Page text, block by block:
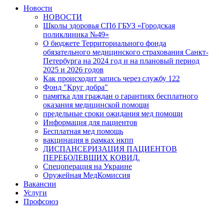
Новости
НОВОСТИ
Школы здоровья СПб ГБУЗ «Городская
поликлиника №49»
О бюджете Территориального фонда
обязательного медицинского страхования Санкт-
Петербурга на 2024 год и на плановый период
2025 и 2026 годов
Как происходит запись через службу 122
Фонд "Круг добра"
памятка для граждан о гарантиях бесплатного
оказания медицинской помощи
предельные сроки ожидания мед помощи
Информация для пациентов
Бесплатная мед помощь
вакцинация в рамках нкпп
ДИСПАНСЕРИЗАЦИЯ ПАЦИЕНТОВ
ПЕРЕБОЛЕВШИХ КОВИД.
Спецоперация на Украине
Оружейная МедКомиссия
Вакансии
Услуги
Профсоюз